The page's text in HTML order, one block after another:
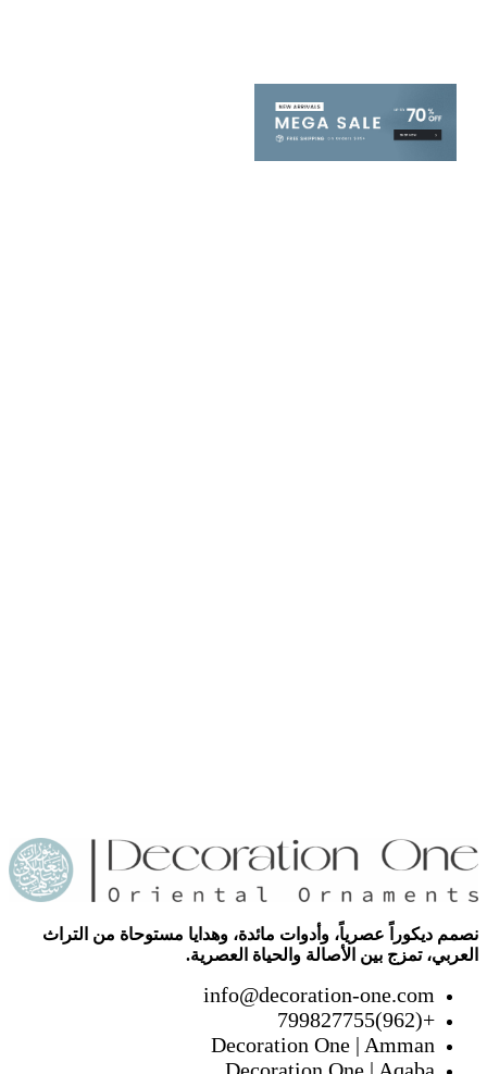
نصمم ديكوراً عصرياً، وأدوات مائدة، وهدايا مستوحاة من التراث
العربي، تمزج بين الأصالة والحياة العصرية.
info@decoration-one.com
+(962)799827755
Decoration One | Amman